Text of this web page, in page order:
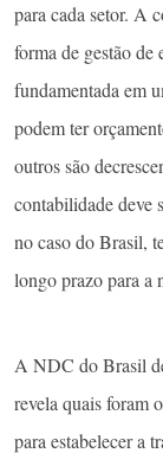
para cada setor. A
forma de gestão de
fundamentada em
podem ter
outros são
contabilidade deve
no caso do Brasil,
longo prazo para a
A NDC do Brasil
revela quais foram
para estabelecer a